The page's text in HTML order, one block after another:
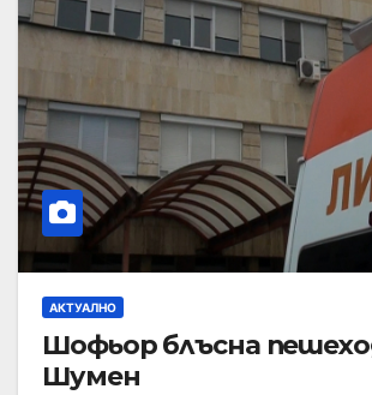
АКТУАЛНО
Шофьор блъсна
Шумен